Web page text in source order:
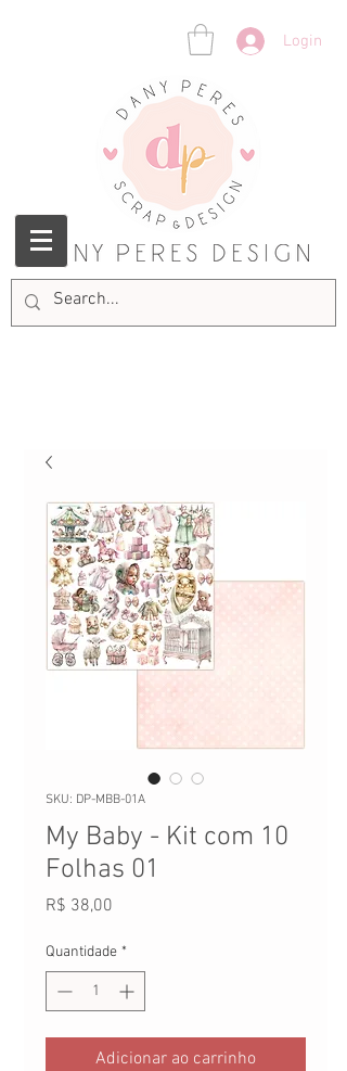
Login
SKU: DP-MBB-01A
My Baby - Kit com 10
Folhas 01
R$ 38,00
Quantidade *
Adicionar ao carrinho